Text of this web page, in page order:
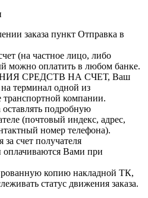
заказа пункт Отправка в
(на частное лицо, либо
можно оплатить в любом банке.
СРЕДСТВ НА СЧЕТ, Ваш
на терминал одной из
компании.
оставлять подробную
(почтовый индекс, адрес,
номер телефона).
счет получателя
оплачиваются Вами при
копию накладной ТК,
статус движения заказа.